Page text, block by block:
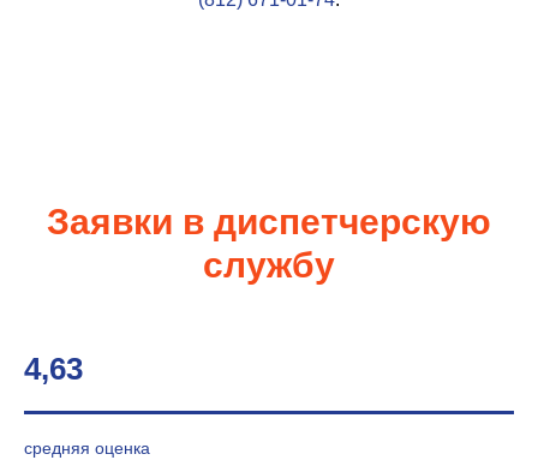
Заявки в диспетчерскую
службу
4,63
средняя оценка